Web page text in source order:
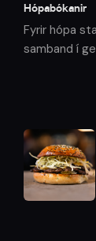
Hópabókanir
Fyrir hópa
samband í